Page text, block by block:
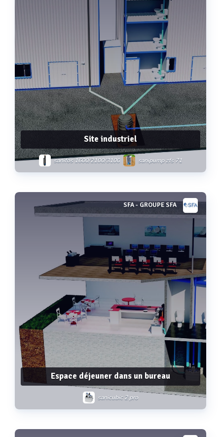
Site industriel
sanifos 1600/2100/3100 sanipump zfs 71
Voir plusSFA - GROUPE SFA
Espace déjeuner dans un bureau
sanicubic 2 pro